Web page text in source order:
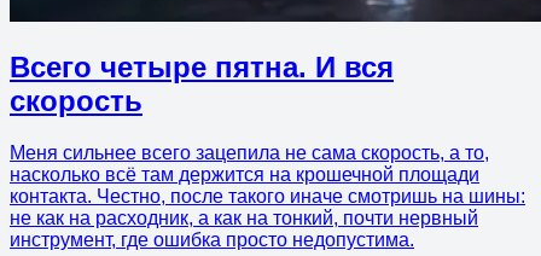
Всего четыре пятна. И вся
скорость
Меня сильнее всего зацепила не сама скорость, а то,
насколько всё там держится на крошечной площади
контакта. Честно, после такого иначе смотришь на шины:
не как на расходник, а как на тонкий, почти нервный
инструмент, где ошибка просто недопустима.